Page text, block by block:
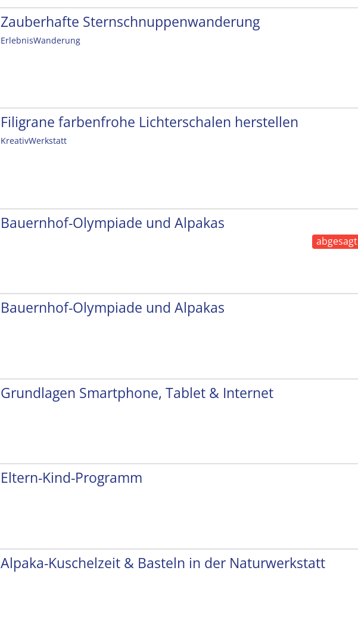
Zauberhafte Sternschnuppenwanderung
ErlebnisWanderung
Filigrane farbenfrohe Lichterschalen herstellen
KreativWerkstatt
Bauernhof-Olympiade und Alpakas
abgesagt
Bauernhof-Olympiade und Alpakas
Grundlagen Smartphone, Tablet & Internet
Eltern-Kind-Programm
Alpaka-Kuschelzeit & Basteln in der Naturwerkstatt